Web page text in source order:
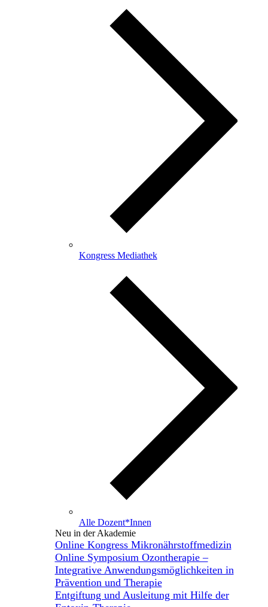
Kongress Mediathek
Alle Dozent*Innen
Neu in der Akademie
Online Kongress Mikronährstoffmedizin
Online Symposium Ozontherapie –
Integrative Anwendungsmöglichkeiten in
Prävention und Therapie
Entgiftung und Ausleitung mit Hilfe der